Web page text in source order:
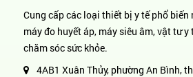
Cung cấp các loại thiết bị y tế phổ biến
máy đo huyết áp, máy siêu âm, vật tư
chăm sóc sức khỏe.
4AB1 Xuân Thủy, phường An Bình,